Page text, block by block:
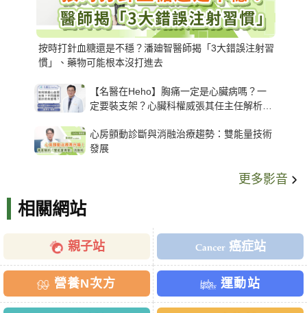
按時打針血糖還是不穩？潘廸智醫師揭「3大錯誤注射習
慣」、藥物可能根本沒打進去
【名醫在Heho】胸痛一定是心臟病嗎？一
定要裝支架？心臟科權威張其任主任解析支
心房顫動診斷與消融治療趨勢：雙能量技術
發展
更多影音
相關網站
親子站 癌症站
營養N次方 運動站